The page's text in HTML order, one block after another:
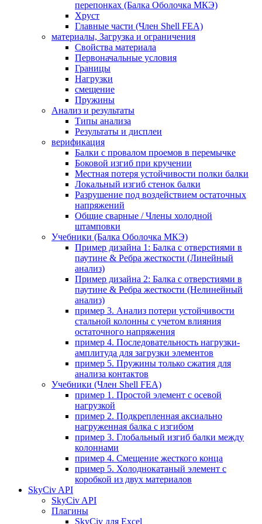
перепонках (Балка Оболочка МКЭ)
Хруст
Главные части (Член Shell FEA)
материалы, Загрузка и ограничения
Свойства материала
Первоначальные условия
Границы
Нагрузки
смещение
Пружины
Анализ и результаты
Типы анализа
Результаты и дисплеи
верификация
Балки с провалом проемов в перемычке
Боковой изгиб при кручении
Местная потеря устойчивости полки балки
Локальный изгиб стенок балки
Разрушение под воздействием остаточных
напряжений
Общие сварные / Члены холодной
штамповки
Учебники (Балка Оболочка МКЭ)
Пример дизайна 1: Балка с отверстиями в
паутине & Ребра жесткости (Линейный
анализ)
Пример дизайна 2: Балка с отверстиями в
паутине & Ребра жесткости (Нелинейный
анализ)
пример 3. Анализ потери устойчивости
стальной колонны с учетом влияния
остаточного напряжения
пример 4. Последовательность нагрузки-
амплитуда для загрузки элементов
пример 5. Пружины только сжатия для
анализа контактов
Учебники (Член Shell FEA)
пример 1. Простой элемент с осевой
нагрузкой
пример 2. Подкрепленная аксиально
нагруженная балка с изгибом
пример 3. Глобальный изгиб балки между
колоннами
пример 4. Смещение жесткого конца
пример 5. Холоднокатаный элемент с
коробкой из двух материалов
SkyCiv API
SkyCiv API
Плагины
SkyCiv для Excel